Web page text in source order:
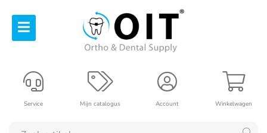
Winkelwagen
Account
Mijn catalogus
Service